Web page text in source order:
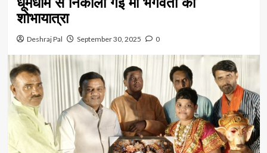
शोभायात्रा
Deshraj Pal September 30, 2025 0